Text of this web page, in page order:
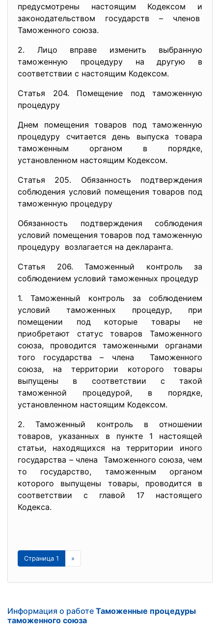
предусмотрены настоящим Кодексом и
законодательством государств – членов
Таможенного союза.
2. Лицо вправе изменить выбранную
таможенную процедуру на другую в
соответствии с настоящим Кодексом.
Статья 204. Помещение под таможенную
процедуру
Днем помещения товаров под таможенную
процедуру считается день выпуска товара
таможенным органом в порядке,
установленном настоящим Кодексом.
Статья 205. Обязанность подтверждения
соблюдения условий помещения товаров под
таможенную процедуру
Обязанность подтверждения соблюдения
условий помещения товаров под таможенную
процедуру возлагается на декларанта.
Статья 206. Таможенный контроль за
соблюдением условий таможенных процедур
1. Таможенный контроль за соблюдением
условий таможенных процедур, при
помещении под которые товары не
приобретают статус товаров Таможенного
союза, проводится таможенными органами
того государства – члена Таможенного
союза, на территории которого товары
выпущены в соответствии с такой
таможенной процедурой, в порядке,
установленном настоящим Кодексом.
2. Таможенный контроль в отношении
товаров, указанных в пункте 1 настоящей
статьи, находящихся на территории иного
государства – члена Таможенного союза, чем
то государство, таможенным органом
которого выпущены товары, проводится в
соответствии с главой 17 настоящего
Кодекса.
Страница 1 »
Информация о работе Таможенные процедуры
таможенного союза